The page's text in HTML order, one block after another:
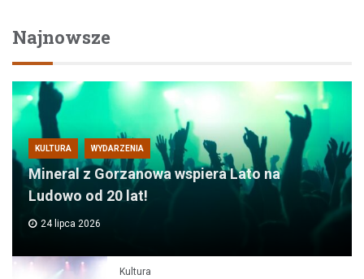
Najnowsze
KULTURA WYDARZENIA
Mineral z Gorzanowa wspiera Lato na
Ludowo od 20 lat!
24 lipca 2026
Kultura